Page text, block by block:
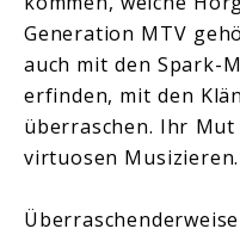
Generation MTV
auch mit den Spark-
erfinden, mit den
überraschen. Ihr Mut
virtuosen Musizieren.